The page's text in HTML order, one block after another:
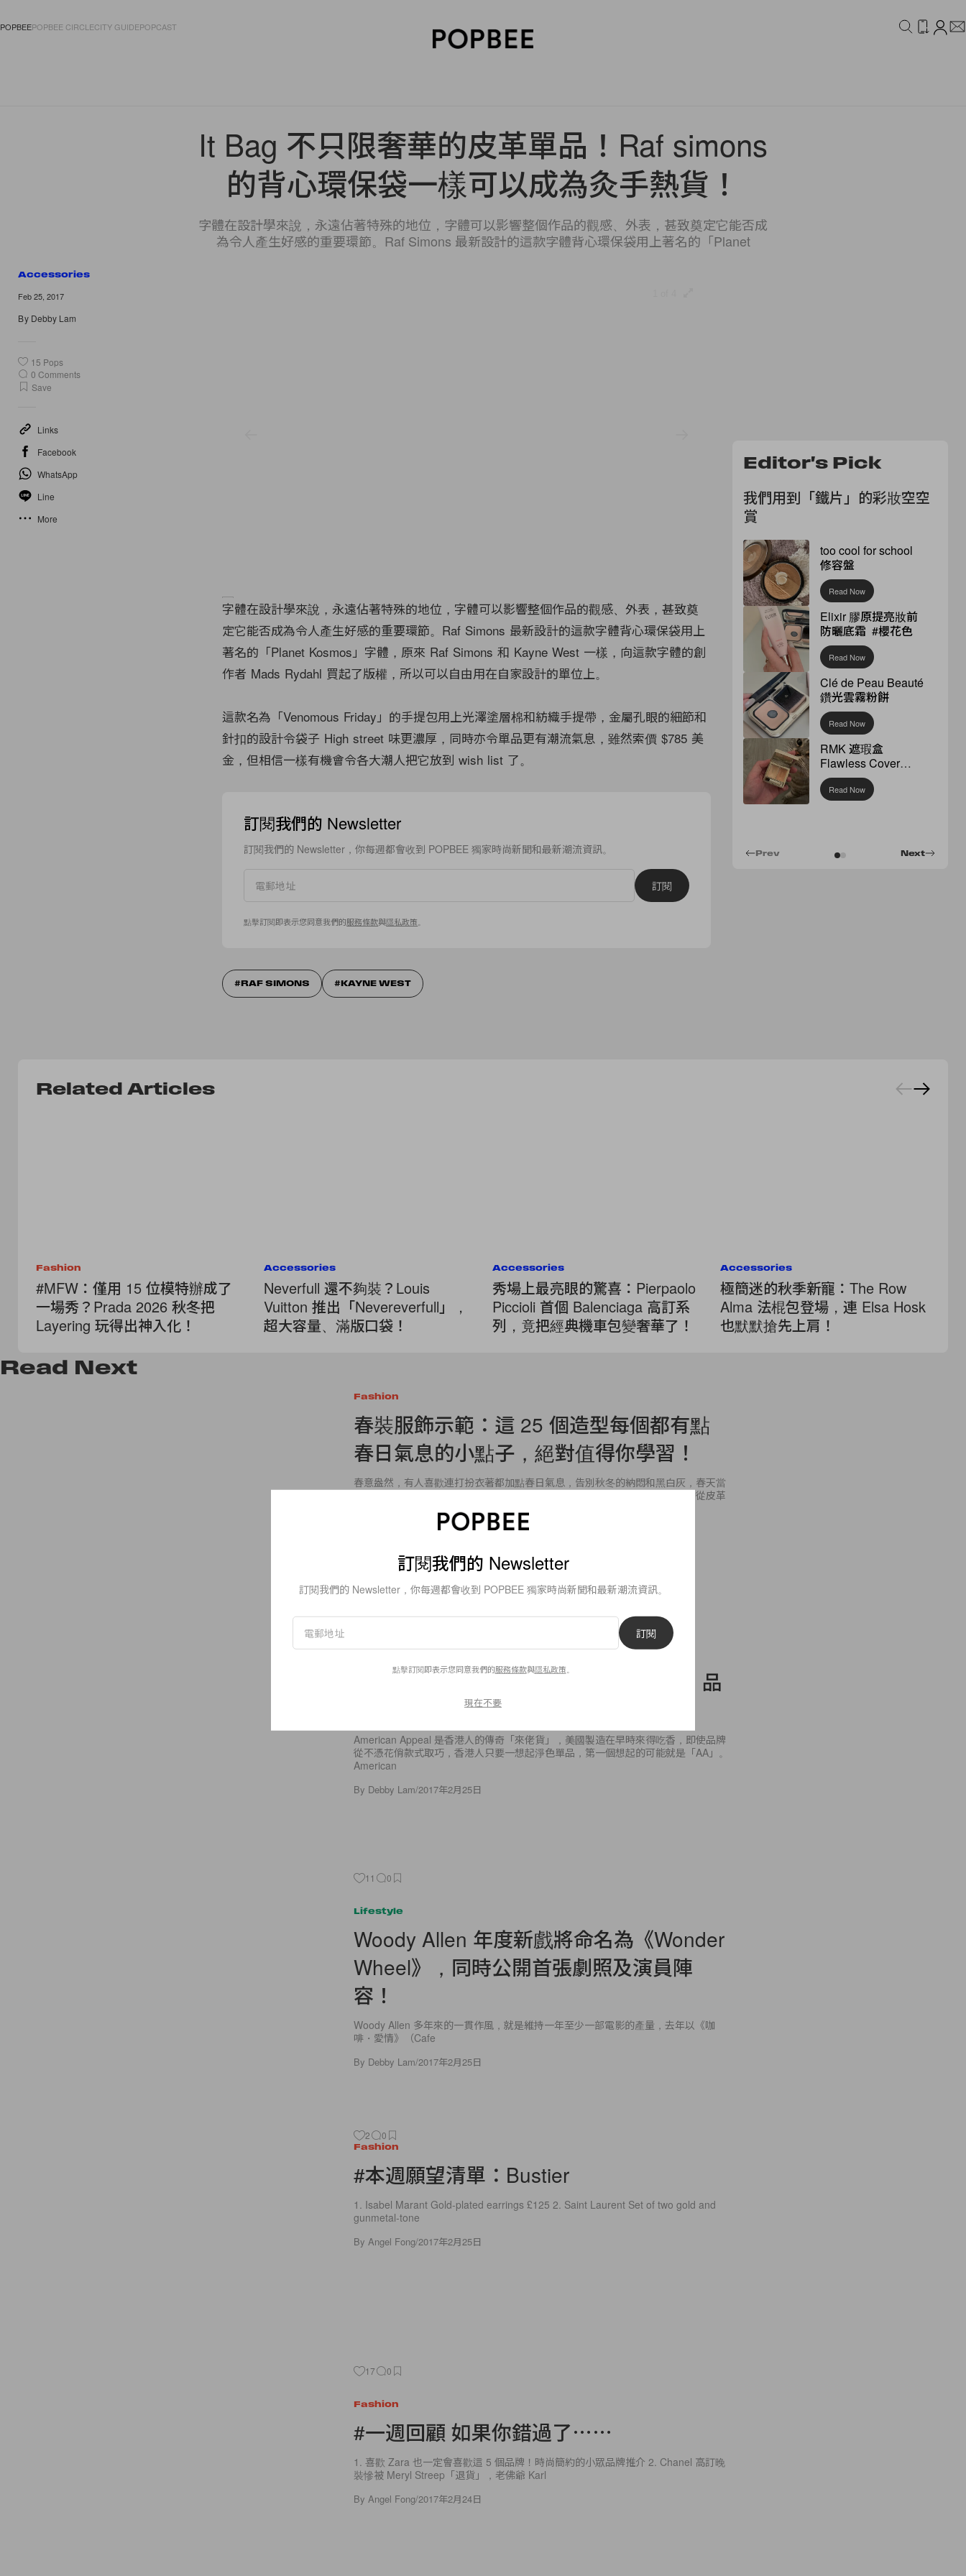
POPBEEPOPBEE CIRCLECITY GUIDEPOPCAST
It Bag 不只限奢華的皮革單品！Raf simons
的背心環保袋一樣可以成為灸手熱貨！
字體在設計學來說，永遠佔著特殊的地位，字體可以影響整個作品的觀感、外表，甚致奠定它能否成
為令人產生好感的重要環節。Raf Simons 最新設計的這款字體背心環保袋用上著名的「Planet
Accessories
Feb 25, 2017
By Debby Lam
15 Pops
0 Comments
Save
Links
Facebook
WhatsApp
Line
More
字體在設計學來說，永遠佔著特殊的地位，字體可以影響整個作品的觀感、外表，甚致奠
定它能否成為令人產生好感的重要環節。Raf Simons 最新設計的這款字體背心環保袋用上
著名的「Planet Kosmos」字體，原來 Raf Simons 和 Kayne West 一樣，向這款字體的創
作者 Mads Rydahl 買起了版權，所以可以自由用在自家設計的單位上。
這款名為「Venomous Friday」的手提包用上光澤塗層棉和紡織手提帶，金屬孔眼的細節和
針扣的設計令袋子 High street 味更濃厚，同時亦令單品更有潮流氣息，雖然索價 $785 美
金，但相信一樣有機會令各大潮人把它放到 wish list 了。
訂閱我們的 Newsletter
訂閱我們的 Newsletter，你每週都會收到 POPBEE 獨家時尚新聞和最新潮流資訊。
訂閱
點擊訂閱即表示您同意我們的服務條款與隱私政策
RAF SIMONS KAYNE WEST
Editor's Pick
我們用到「鐵片」的彩妝空空
賞
too cool for school
修容盤
Read Now
Elixir 膠原提亮妝前
防曬底霜 #櫻花色
Read Now
Clé de Peau Beauté
鑽光雲霧粉餅
Read Now
RMK 遮瑕盒
Flawless Cover
Concealer
Read Now
Next
Prev
Related Articles
Fashion
#MFW：僅用 15 位模特辦成了
一場秀？Prada 2026 秋冬把
Layering 玩得出神入化！
Accessories
Neverfull 還不夠裝？Louis
Vuitton 推出「Nevereverfull」，
超大容量、滿版口袋！
Accessories
秀場上最亮眼的驚喜：Pierpaolo
Piccioli 首個 Balenciaga 高訂系
列，竟把經典機車包變奢華了！
Accessories
極簡迷的秋季新寵：The Row
Alma 法棍包登場，連 Elsa Hosk
也默默搶先上肩！
Read Next
Fashion
春裝服飾示範：這 25 個造型每個都有點
春日氣息的小點子，絕對值得你學習！
春意盎然，有人喜歡連打扮衣著都加點春日氣息，告別秋冬的納悶和黑白灰，春天當
然想來點粉嫩明媚的色系和穿搭，例如從髮飾中夾綴以鮮花飾為亮點，又或者從皮革
2017年2月25日
18 0
American Apparel 有救了！收購公司：品
牌初定將於 3 月回歸市場
American Appeal 是香港人的傳奇「來佬貨」，美國製造在早時來得吃香，即使品牌
從不憑花俏款式取巧，香港人只要一想起淨色單品，第一個想起的可能就是「AA」。
American
By Debby Lam/2017年2月25日
11 0
Lifestyle
Woody Allen 年度新戲將命名為《Wonder
Wheel》，同時公開首張劇照及演員陣
容！
Woody Allen 多年來的一貫作風，就是維持一年至少一部電影的產量，去年以《咖
啡・愛情》（Cafe
By Debby Lam/2017年2月25日
2 0
Fashion
#本週願望清單：Bustier
1. Isabel Marant Gold-plated earrings £125 2. Saint Laurent Set of two gold and
gunmetal-tone
By Angel Fong/2017年2月25日
17 0
Fashion
#一週回顧 如果你錯過了⋯⋯
1. 喜歡 Zara 也一定會喜歡這 5 個品牌！時尚簡約的小眾品牌推介 2. Chanel 高訂晚
裝慘被 Meryl Streep「退貨」，老佛爺 Karl
By Angel Fong/2017年2月24日
訂閱我們的 Newsletter
訂閱我們的 Newsletter，你每週都會收到 POPBEE 獨家時尚新聞和最新潮流資訊。
訂閱
點擊訂閱即表示您同意我們的服務條款與隱私政策
現在不要